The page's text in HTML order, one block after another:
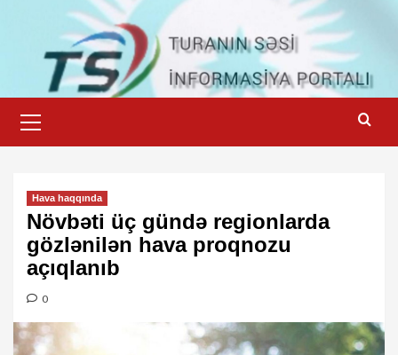
content
Menu
Hava haqqında
Növbəti üç gündə regionlarda
gözlənilən hava proqnozu
açıqlanıb
0